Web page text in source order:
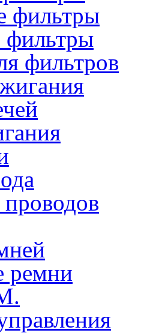
фильтры
фильтры
фильтров
ремни